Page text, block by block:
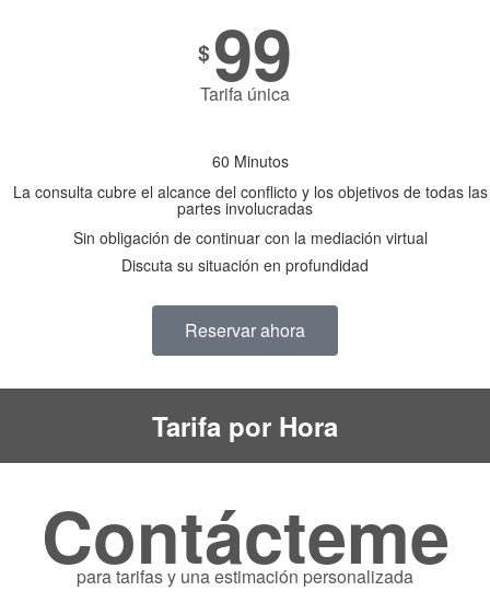
$99
Tarifa única
60 Minutos
La consulta cubre el alcance del conflicto y los objetivos de todas las
partes involucradas
Sin obligación de continuar con la mediación virtual
Discuta su situación en profundidad
Reservar ahora
Tarifa por Hora
Contácteme
para tarifas y una estimación personalizada